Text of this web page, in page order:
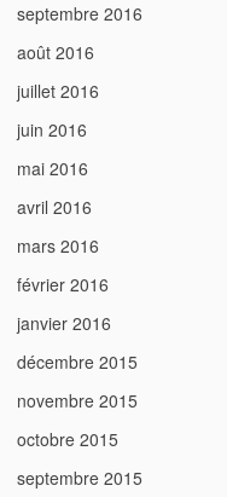
septembre 2016
août 2016
juillet 2016
juin 2016
mai 2016
avril 2016
mars 2016
février 2016
janvier 2016
décembre 2015
novembre 2015
octobre 2015
septembre 2015